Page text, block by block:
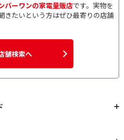
バーワンの家電量販店です。実物を
きたいという方はぜひ最寄りの店舗
舗検索へ